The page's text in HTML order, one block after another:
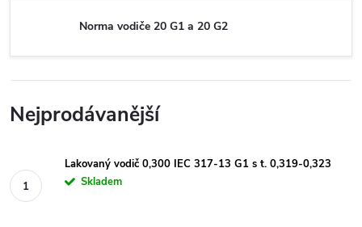
Norma vodiče 20 G1 a 20 G2
Nejprodávanější
Lakovaný vodič 0,300 IEC 317-13 G1 s t. 0,319-0,323
Skladem